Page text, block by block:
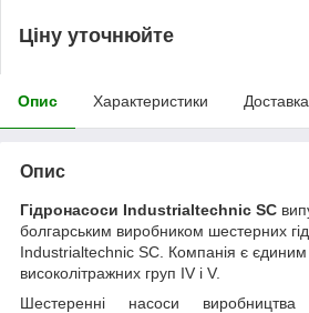
Ціну уточнюйте
Опис Характеристики Доставка
Опис
Гідронасоси Industrialtechnic SC
болгарським виробником шестерних
Industrialtechnic SC. Компанія є єдиним
високолітражних груп IV і V.
Шестеренні насоси